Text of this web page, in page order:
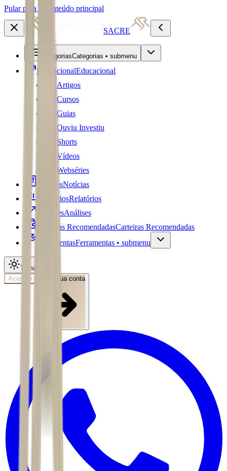
Pular para o conteúdo principal
SACRE
CategoriasCategorias • submenu
EducacionalEducacional
Artigos
Cursos
Guias
Ouviu Investiu
Shorts
Vídeos
Webséries
NotíciasNotícias
RelatóriosRelatórios
AnálisesAnálises
Carteiras RecomendadasCarteiras Recomendadas
FerramentasFerramentas • submenu
Tema
Acessar
Abra sua conta